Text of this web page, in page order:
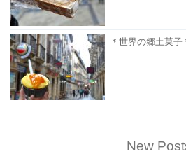
＊世界の郷土菓
New